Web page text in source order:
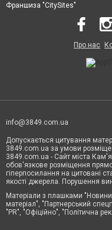
Франшиза "CitySites"
Про нас
info@3849.com.ua
Допускається цитування
3849.com.ua за умови
3849.com.ua - Сайт міста
обов'язкове розміщення
гіперпосилання на цитовані
якості джерела. Порушення
Матеріали з плашками
матеріал", "Партнерський
"PR", "Офіційно", "Політична